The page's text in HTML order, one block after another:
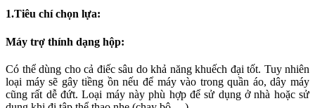
1.Tiêu chí chọn lựa:
Máy trợ thính dạng hộp:
Có thể dùng cho cả điếc sâu do khả năng khuếch đại tốt. Tuy nhiên
loại máy sẽ gây tiềng ồn nếu để máy vào trong quần áo, dây máy
cũng rất dễ đứt. Loại máy này phù hợp để sử dụng ở nhà hoặc sử